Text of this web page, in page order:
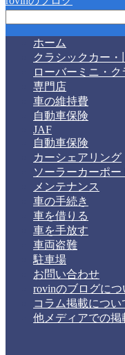
ホーム
クラシックカー・
ローバーミニ・ク
専門店
車の維持費
自動車保険
JAF
自動車保険
カーシェアリング
ソーラーカーポー
メンテナンス
車の手続き
車を借りる
車を手放す
車両盗難
駐車場
お問い合わせ
rovinのブログにつ
コラム掲載につい
他メディアでの掲